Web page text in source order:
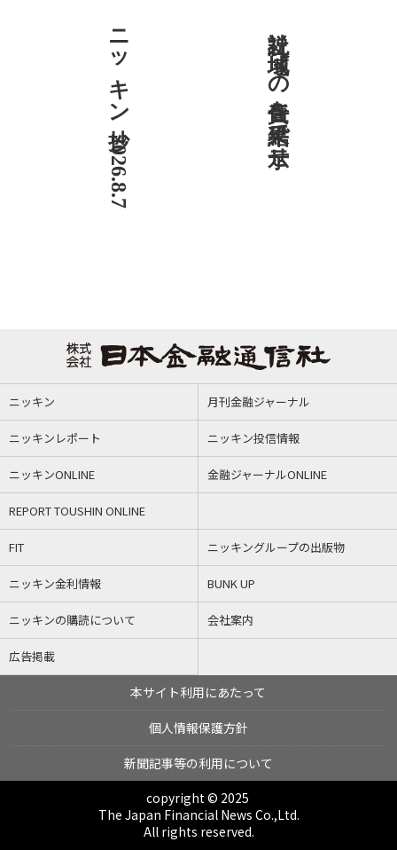
ニッキン抄 2026.8.7 社説 地域への責任を結果で示せ
ニッキン 月刊金融ジャーナル
ニッキンレポート ニッキン投信情報
ニッキンONLINE 金融ジャーナルONLINE
REPORT TOUSHIN ONLINE
FIT ニッキングループの出版物
ニッキン金利情報 BUNK UP
ニッキンの購読について 会社案内
広告掲載
本サイト利用にあたって
個人情報保護方針
新聞記事等の利用について
copyright © 2025
The Japan Financial News Co.,Ltd.
All rights reserved.